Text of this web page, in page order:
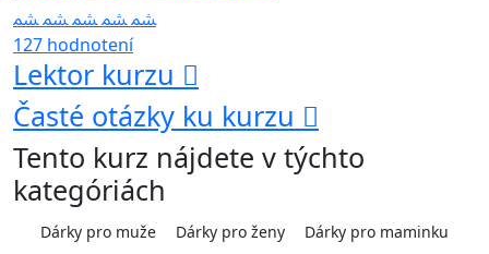
127 hodnotení
Lektor kurzu
Časté otázky ku kurzu
Tento kurz nájdete v týchto
kategóriách
Dárky pro muže Dárky pro ženy
Dárky pro maminku